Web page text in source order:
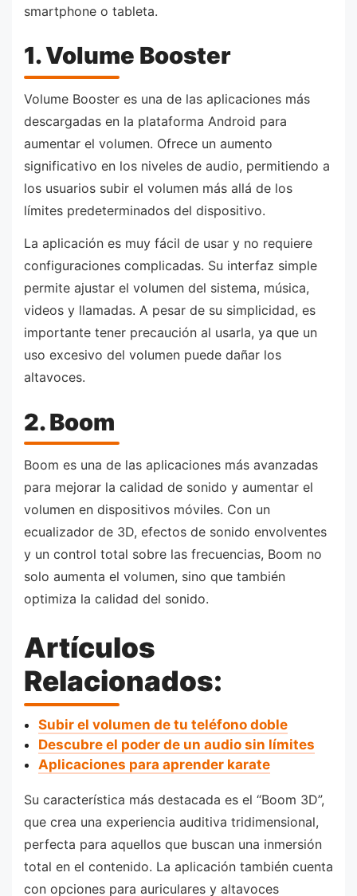
smartphone o tableta.
1. Volume Booster
Volume Booster es una de las aplicaciones más
descargadas en la plataforma Android para
aumentar el volumen. Ofrece un aumento
significativo en los niveles de audio, permitiendo a
los usuarios subir el volumen más allá de los
límites predeterminados del dispositivo.
La aplicación es muy fácil de usar y no requiere
configuraciones complicadas. Su interfaz simple
permite ajustar el volumen del sistema, música,
videos y llamadas. A pesar de su simplicidad, es
importante tener precaución al usarla, ya que un
uso excesivo del volumen puede dañar los
altavoces.
2. Boom
Boom es una de las aplicaciones más avanzadas
para mejorar la calidad de sonido y aumentar el
volumen en dispositivos móviles. Con un
ecualizador de 3D, efectos de sonido envolventes
y un control total sobre las frecuencias, Boom no
solo aumenta el volumen, sino que también
optimiza la calidad del sonido.
Artículos
Relacionados:
Subir el volumen de tu teléfono doble
Descubre el poder de un audio sin límites
Aplicaciones para aprender karate
Su característica más destacada es el “Boom 3D”,
que crea una experiencia auditiva tridimensional,
perfecta para aquellos que buscan una inmersión
total en el contenido. La aplicación también cuenta
con opciones para auriculares y altavoces